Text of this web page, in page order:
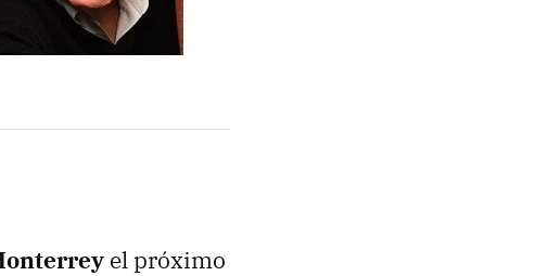
el próximo